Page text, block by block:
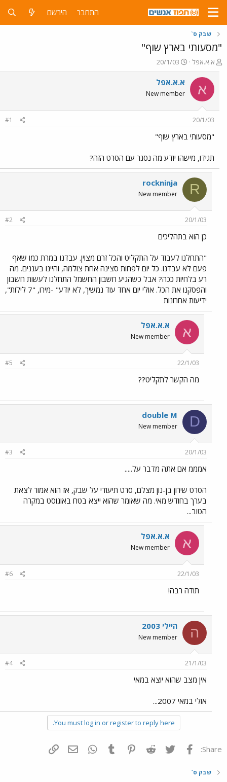
התחבר הירשם
שבק ס`
"מסעותי בארץ שוף"
פ
ו
ת
ח
ה
ש
א
א.א.אפל
פ
ו
ר
ם
ר
20/1/03
א א.א.אפל
New member
20/1/03
#1
"מסעותי בארץ שוף"
תגידו, מישהו יודע מה נסגר עם הסרט הזה?
R
rockninja
New member
20/1/03
#2
כן הוא בתהליכים
"התחלנו לעבוד על התקליט והכל זרם מצוין. עבדנו במרת כמו שאף
פעם לא עבדנו. כל יום לפחות סצינה אחת צולמה, והיינו בעננים. מה
רע בלחיות ככה? אבל כשהגיע חשבון החשמל התחלנו לעשות חשבון
והפסקנו את הכל. אולי יום אחד עוד נמשיך, לא יודע" -מירו, "7 לילות",
ידיעות אחרונות
א א.א.אפל
New member
22/1/03
#5
מה הקשר לתקליט??
D
double M
New member
20/1/03
#3
אמממ אם אתה מדבר על.....
הסרט שירון בן-נון מצלם, סרט תיעודי על שבק, אז הוא אמור לצאת
בערך בחודש מאי. מה שאומר שהוא ייצא בטח באוגוסט במקרה
הטוב...
א א.א.אפל
New member
22/1/03
#6
תודה רבה!
ה היילי 2003
New member
21/1/03
#4
אין מצב שהוא יוצא במאי
אולי במאי 2007...
You must log in or register to reply here.
Share: פייסבוק Twitter
Reddit
Pinterest
Tumblr
WhatsAppדואר אלקטרוני
שבק ס`